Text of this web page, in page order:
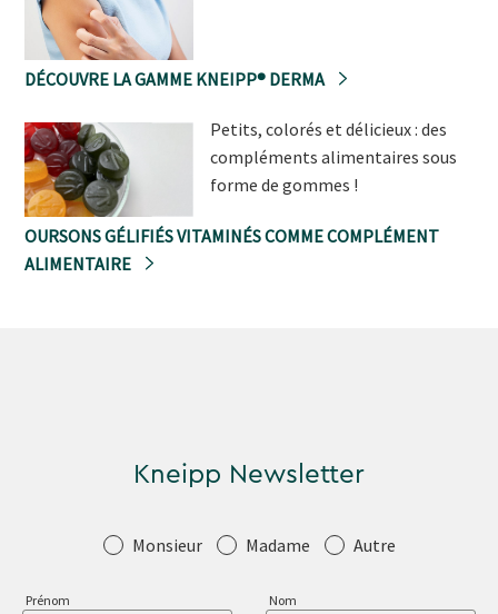
DÉCOUVRE LA GAMME KNEIPP® DERMA
Petits, colorés et délicieux : des
compléments alimentaires sous
forme de gommes !
OURSONS GÉLIFIÉS VITAMINÉS COMME COMPLÉMENT
ALIMENTAIRE
Kneipp Newsletter
SalutationMonsieur Madame Autre
Prénom Nom